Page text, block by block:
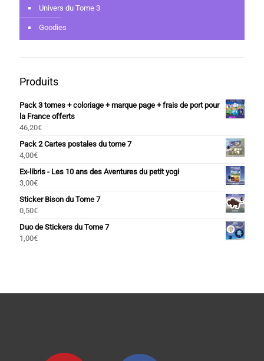
Univers du Tome 3
Goodies
Produits
Pack 3 tomes + coloriage + marque page + frais de port pour
la France offerts
46,20€
Pack 2 Cartes postales du tome 7
4,00€
Ex-libris - Les 10 ans des Aventures du petit yogi
3,00€
Sticker Bison du Tome 7
0,50€
Duo de Stickers du Tome 7
1,00€